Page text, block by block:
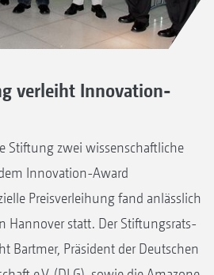
verleiht Innovation-
Stiftung zwei wissenschaftliche
Innovation-Award
Preisverleihung fand anlässlich
Hannover statt. Der Stiftungsrats-
Bartmer, Präsident der Deutschen